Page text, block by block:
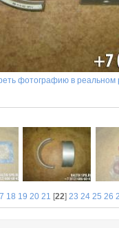
фотографию в реальном
18 19 20 21 [22] 23 24 25 26